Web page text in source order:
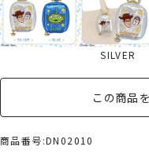
SILVER
この商品
商品番号 DN02010